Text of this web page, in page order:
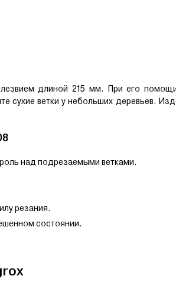
длиной 215 мм. При его
сухие ветки у небольших деревьев.
над подрезаемыми ветками.
резания.
состоянии.